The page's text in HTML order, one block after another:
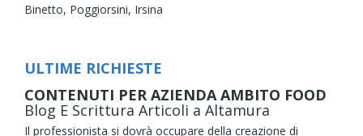
Binetto, Poggiorsini, Irsina
ULTIME RICHIESTE
CONTENUTI PER AZIENDA AMBITO FOOD
Blog E Scrittura Articoli a Altamura
Il professionista si dovrà occupare della creazione di